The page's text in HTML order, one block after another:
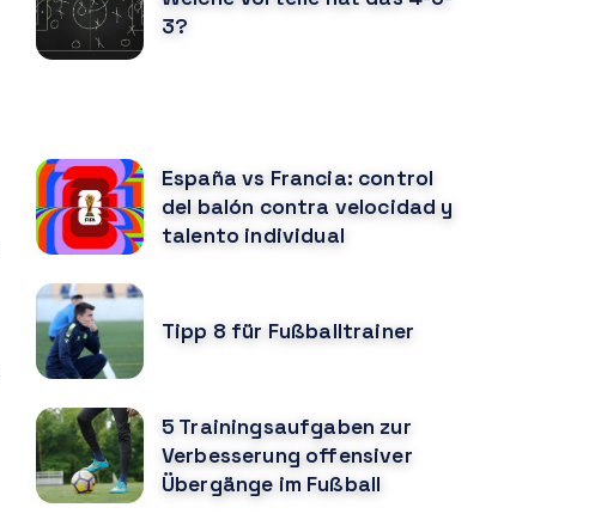
3?
España vs Francia: control
del balón contra velocidad y
talento individual
Tipp 8 für Fußballtrainer
5 Trainingsaufgaben zur
Verbesserung offensiver
Übergänge im Fußball